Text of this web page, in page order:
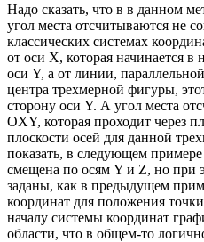
Надо сказать, что в в данном
угол места отсчитываются не
классических системах
от оси X, которая начинается в
оси Y, а от линии,
центра трехмерной фигуры,
сторону оси Y. А угол места
OXY, которая проходит через
плоскости осей для данной
показать, в следующем
смещена по осям Y и Z, но при
заданы, как в предыдущем
координат для положения
началу системы координат
области, что в общем-то